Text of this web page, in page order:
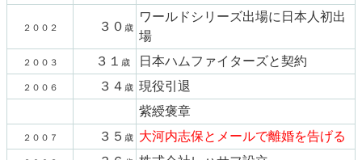
２００２ ３０ 歳
ワールドシリーズ出場に日本人初出
場
２００３ ３１ 歳 日本ハムファイターズと契約
２００６ ３４ 歳
現役引退
紫綬褒章
２００７ ３５ 歳 大河内志保とメールで離婚を告げる